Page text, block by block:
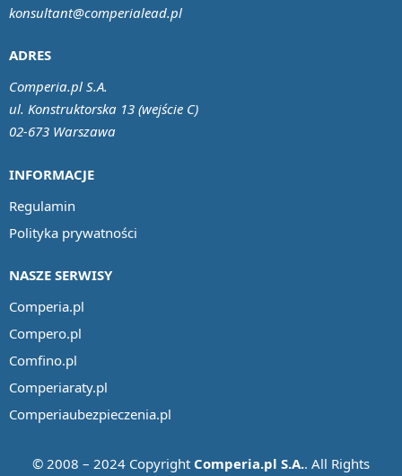
INFORMACJE
Regulamin
Polityka prywatności
NASZE SERWISY
Comperia.pl
Compero.pl
Comfino.pl
Comperiaraty.pl
Comperiaubezpieczenia.pl
ADRES
Comperia.pl S.A.
ul. Konstruktorska 13 (wejście C)
02-673 Warszawa
konsultant@comperialead.pl
© 2008 – 2024 Copyright Comperia.pl S.A.. All Rights